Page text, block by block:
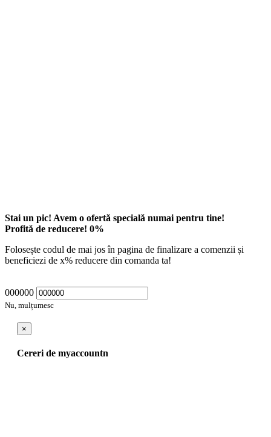
Stai un pic! Avem o ofertă specială numai pentru tine!
Profită de reducere! 0%
Folosește codul de mai jos în pagina de finalizare a comenzii și
beneficiezi de x% reducere din comanda ta!
000000
Nu, mulțumesc
×
Cereri de myaccountn